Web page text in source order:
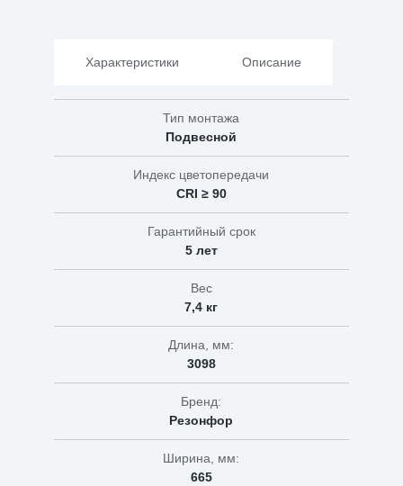
Характеристики Описание
Тип монтажа
Подвесной
Индекс цветопередачи
CRI ≥ 90
Гарантийный срок
5 лет
Вес
7,4 кг
Длина, мм:
3098
Бренд:
Резонфор
Ширина, мм:
665